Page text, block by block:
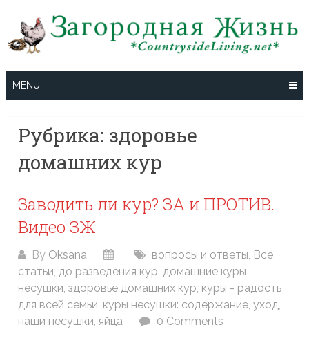
content
MENU
Рубрика: здоровье
домашних кур
Заводить ли кур? ЗА и ПРОТИВ.
Видео ЗЖ
By Oksana вопросы и ответы, Все
статьи, до разведения кур, домашние куры
несушки,здоровье домашних кур, куры - радость
для всей семьи, куры несушки: содержание, уход,
наши несушки,яйца 0 Comments